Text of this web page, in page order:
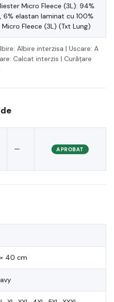
Micro Fleece (3L): 94%
6% elastan laminat cu 100%
Fleece (3L) (Txt Lung)
Albire interzisa | Uscare: A
Calcat interzis | Curățare
— APROBAT
40 cm